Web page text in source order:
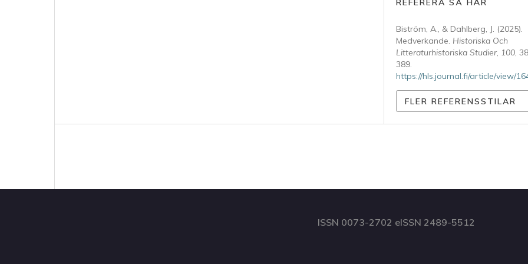
REFERERA SÅ HÄR
Biström, A., & Dahlberg, J. (2025).
Medverkande. Historiska Och
Litteraturhistoriska Studier, 100,
389.
https://hls.journal.fi/article/view/
FLER REFERENSSTILAR
ISSN 0073-2702 eISSN 2489-5512